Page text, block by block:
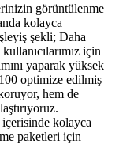
görüntülenme
kolayca
şekli; Daha
için
yaparak yüksek
optimize edilmiş
hem de
kolayca
paketleri için